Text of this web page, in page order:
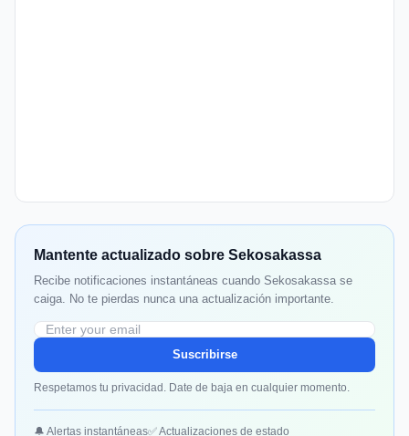
Mantente actualizado sobre Sekosakassa
Recibe notificaciones instantáneas cuando Sekosakassa se
caiga. No te pierdas nunca una actualización importante.
Suscribirse
Respetamos tu privacidad. Date de baja en cualquier momento.
🔔 Alertas instantáneas✅ Actualizaciones de estado